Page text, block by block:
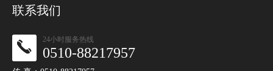
联系我们
24小时服务热线
0510-88217957